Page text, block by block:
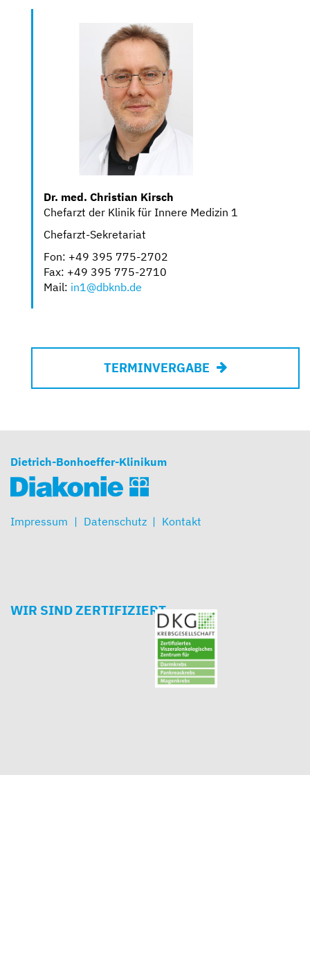
Dr. med. Christian Kirsch
Chefarzt der Klinik für Innere Medizin 1
Chefarzt-Sekretariat
Fon: +49 395 775-2702
Fax: +49 395 775-2710
Mail: in1@dbknb.de
TERMINVERGABE
Dietrich-Bonhoeffer-Klinikum
Impressum Datenschutz Kontakt
WIR SIND ZERTIFIZIERT.